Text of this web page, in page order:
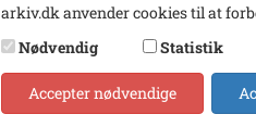
arkiv.dk anvender cookies til at
Nødvendig
Statistik
Accepter nødvendige